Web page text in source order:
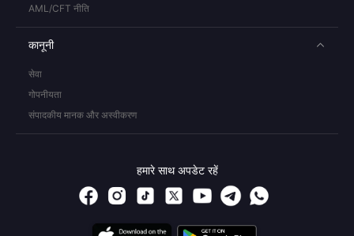
AML/CFT नीति
कानूनी
सेवा
गोपनीयता
संपादकीय मानक और अस्वीकरण
हमारे साथ अपडेट रहें